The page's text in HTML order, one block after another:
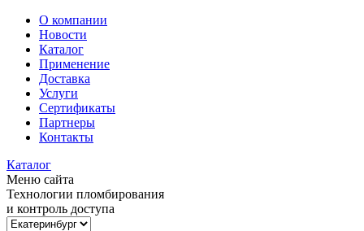
О компании
Новости
Каталог
Применение
Доставка
Услуги
Сертификаты
Партнеры
Контакты
Каталог
Меню сайта
Технологии пломбирования
и контроль доступа